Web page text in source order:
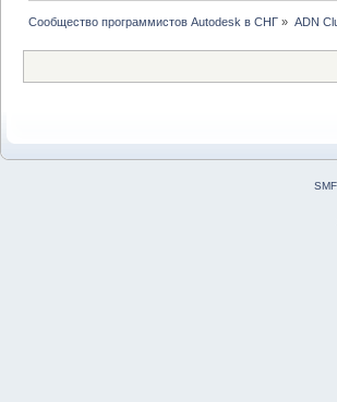
Сообщество программистов Autodesk в СНГ » ADN